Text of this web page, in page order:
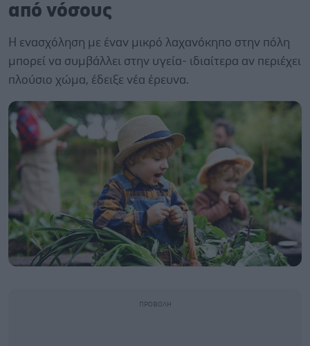
από νόσους
Η ενασχόληση με έναν μικρό λαχανόκηπο στην πόλη
μπορεί να συμβάλλει στην υγεία- ιδιαίτερα αν περιέχει
πλούσιο χώμα, έδειξε νέα έρευνα.